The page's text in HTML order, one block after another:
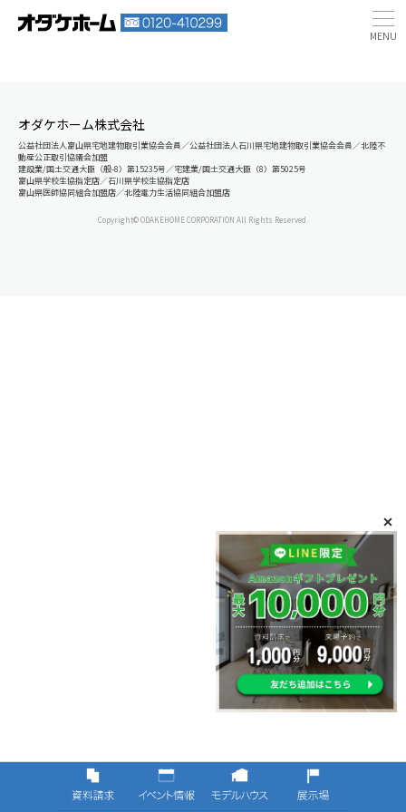
オダケホーム株式会社
公益社団法人富山県宅地建物取引業協会会員／公益社団法人石川県宅地建物取引業協会会員／北陸不
動産公正取引協議会加盟
建設業/国土交通大臣（般-8）第15235号／宅建業/国土交通大臣（8）第5025号
富山県学校生協指定店／石川県学校生協指定店
富山県医師協同組合加盟店／北陸電力生活協同組合加盟店
Copyright© ODAKEHOME CORPORATION All Rights Reserved.